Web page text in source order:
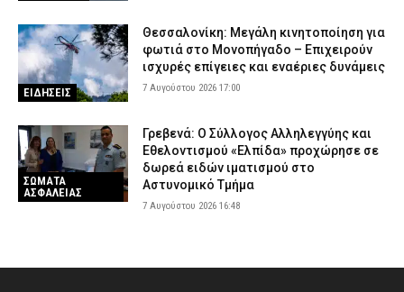
ΕΙΔΗΣΕΙΣ
Θεσσαλονίκη: Μεγάλη κινητοποίηση για
φωτιά στο Μονοπήγαδο – Επιχειρούν
ισχυρές επίγειες και εναέριες δυνάμεις
7 Αυγούστου 2026 17:00
ΣΩΜΑΤΑ
ΑΣΦΑΛΕΙΑΣ
Γρεβενά: Ο Σύλλογος Αλληλεγγύης και
Εθελοντισμού «Ελπίδα» προχώρησε σε
δωρεά ειδών ιματισμού στο
Αστυνομικό Τμήμα
7 Αυγούστου 2026 16:48